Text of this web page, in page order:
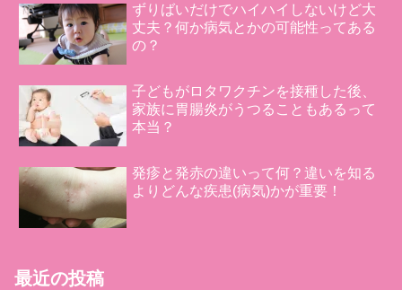
ずりばいだけでハイハイしないけど大
丈夫？何か病気とかの可能性ってある
の？
子どもがロタワクチンを接種した後、
家族に胃腸炎がうつることもあるって
本当？
発疹と発赤の違いって何？違いを知る
よりどんな疾患(病気)かが重要！
最近の投稿